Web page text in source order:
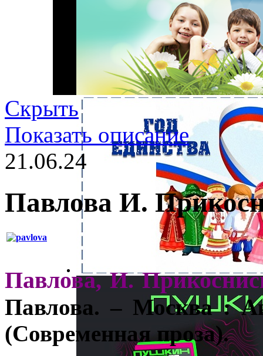
Скрыть
Показать описание
21.06.24
Павлова И.
Павлова, И.
Павлова. – Москва :
(Современная проза).